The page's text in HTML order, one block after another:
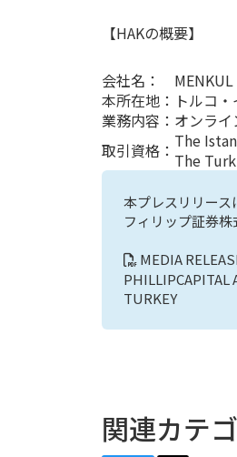
【HAKの概要】
会社名：
MENKUL
本所在地： トルコ
業務内容： オンラ
取引資格： The
The
本プレスリリース
フィリップ証券
MEDIA
PHILLIPCAPITAL
TURKEY
関連カテ